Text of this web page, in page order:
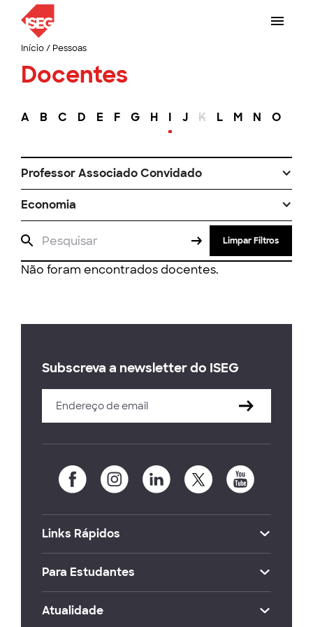
Início/ Pessoas
Docentes
A B C D E F G H I J K L M N O
Professor Associado Convidado
Economia
Limpar Filtros
Não foram encontrados docentes.
Subscreva a newsletter do ISEG
Links Rápidos
Para Estudantes
Atualidade